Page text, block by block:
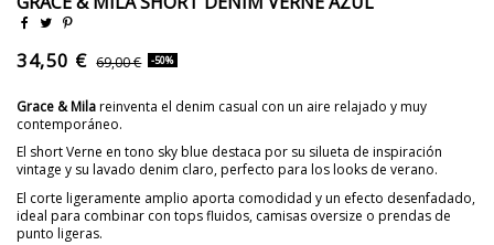
34,50 € 69,00 € -50%
Grace & Milareinventa el denim casual con un aire relajado y muy
contemporáneo.
El short Verne en tono sky blue destaca por su silueta de inspiración
vintage y su lavado denim claro, perfecto para los looks de verano.
El corte ligeramente amplio aporta comodidad y un efecto desenfadado,
ideal para combinar con tops fluidos, camisas oversize o prendas de
punto ligeras.